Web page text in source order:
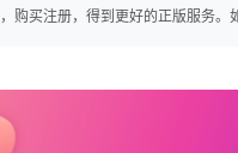
购买注册，得到更好的正版服务